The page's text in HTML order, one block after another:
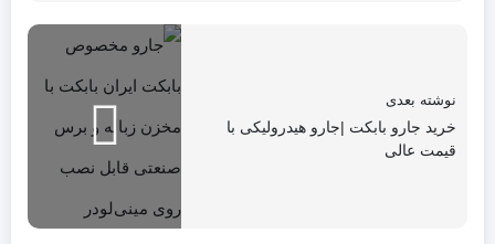
نوشته بعدی
خرید جارو بابکت |جارو هیدرولیکی با
قیمت عالی